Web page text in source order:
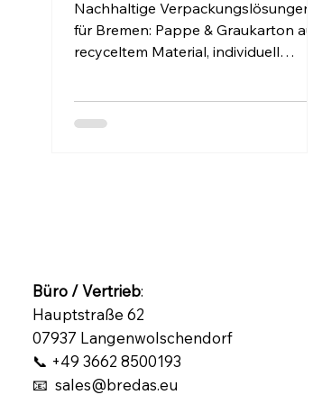
Nachhaltige Verpackungslösungen
für Bremen: Pappe & Graukarton aus
recyceltem Material, individuell
Büro / Vertrieb:
Hauptstraße 62
07937 Langenwolschendorf
📞 +49 3662 8500193
📧 sales@bredas.eu